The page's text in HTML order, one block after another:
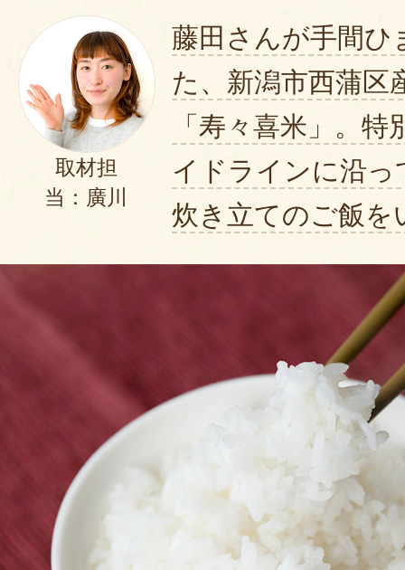
取材担
当：廣川
藤田さんが手間ひ
た、新潟市西蒲区
「寿々喜米」。
イドラインに沿
炊き立てのご飯を